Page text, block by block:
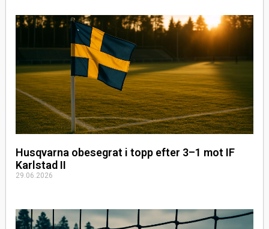
Husqvarna obesegrat i topp efter 3–1 mot IF
Karlstad II
29.06.2026